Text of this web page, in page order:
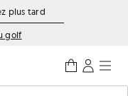
plus tard
golf